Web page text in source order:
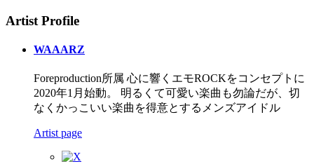
Artist Profile
WAAARZ
Foreproduction所属 心に響くエモROCKをコンセプトに
2020年1月始動。 明るくて可愛い楽曲も勿論だが、切
なくかっこいい楽曲を得意とするメンズアイドル
Artist page